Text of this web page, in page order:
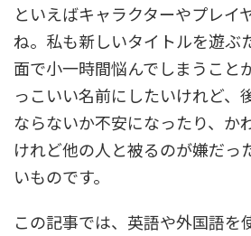
といえばキャラクターやプレイ
ね。私も新しいタイトルを遊ぶ
面で小一時間悩んでしまうこと
っこいい名前にしたいけれど、
ならないか不安になったり、か
けれど他の人と被るのが嫌だっ
いものです。
この記事では、英語や外国語を